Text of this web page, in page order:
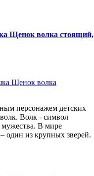
Щенок волка стоящий,
персонажем детских
волк. Волк - символ
мужества. В мире
один из крупных зверей.